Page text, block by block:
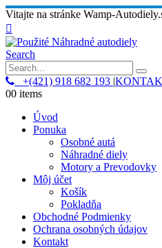
Vitajte na stránke Wamp-
Search
+(421) 918 682 193 |
00 items
Úvod
Ponuka
Osobné autá
Náhradné diely
Motory a Prevodovky
Môj účet
Košík
Pokladňa
Obchodné Podmienky
Ochrana osobných údajov
Kontakt